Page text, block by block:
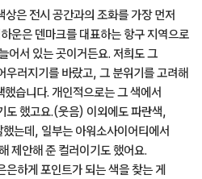
은 전시 공간과의 조화를 가장 먼저
운은 덴마크를 대표하는 항구 지역으로
어서 있는 곳이거든요. 저희도 그
우러지기를 바랐고, 그 분위기를 고려해
했습니다. 개인적으로는 그 색에서
도 했고요.(웃음) 이외에도 파란색,
는데, 일부는 아워소사이어티에서
제안해 준 컬러이기도 했어요.
하게 포인트가 되는 색을 찾는 게